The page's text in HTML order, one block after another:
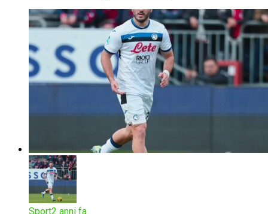
Sport2 anni fa